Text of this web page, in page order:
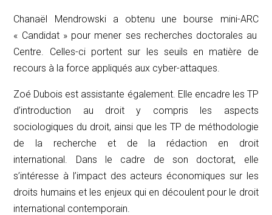
Chanaël Mendrowski a obtenu une bourse mini-ARC
« Candidat » pour mener ses recherches doctorales au
Centre. Celles-ci portent sur les seuils en matière de
recours à la force appliqués aux cyber-attaques.
Zoé Dubois est assistante également. Elle encadre les TP
d’introduction au droit y compris les aspects
sociologiques du droit, ainsi que les TP de méthodologie
de la recherche et de la rédaction en droit
international. Dans le cadre de son doctorat, elle
s’intéresse à l’impact des acteurs économiques sur les
droits humains et les enjeux qui en découlent pour le droit
international contemporain.